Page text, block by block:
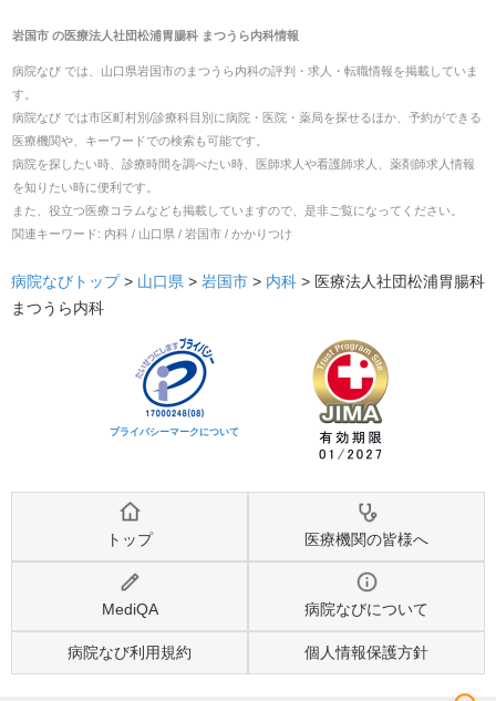
岩国市の医療法人社団松浦胃腸科 まつうら内科情報
病院なび では、 山口県岩国市のまつうら内科の評判・求人・転職情報を掲載していま
す。
病院なび では市区町村別/診療科目別に病院・医院・薬局を探せるほか、予約ができる
医療機関や、キーワードでの検索も可能です。
病院を探したい時、診療時間を調べたい時、医師求人や看護師求人、薬剤師求人情報
を知りたい時に便利です。
また、役立つ医療コラムなども掲載していますので、是非ご覧になってください。
関連キーワード: 内科 / 山口県 / 岩国市 / かかりつけ
病院なびトップ > 山口県 > 岩国市 > 内科 > 医療法人社団松浦胃腸科
まつうら内科
プライバシーマークについて
トップ 医療機関の皆様へ
MediQA 病院なびについて
病院なび利用規約 個人情報保護方針